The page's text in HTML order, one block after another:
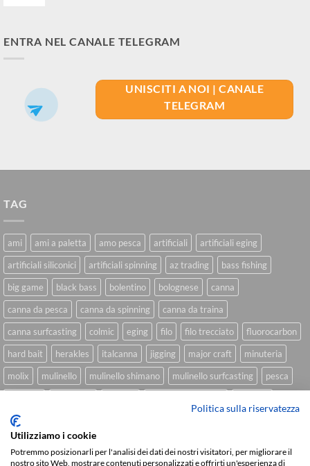
ENTRA NEL CANALE TELEGRAM
UNISCITI A NOI | CANALE
TELEGRAM
TAG
ami ami a paletta amo pesca artificiali
artificiali eging
artificiali siliconici
artificiali spinning az trading
bass fishing
big game
black bass bolentino bolognese
canna
canna da pesca
canna da spinning
canna da traina
canna surfcasting
colmic eging filo filo trecciato
fluorocarbon
hard bait
herakles italcanna jigging major craft
minuteria
molix
mulinello mulinello shimano mulinello surfcasting
pesca
spinning inshore
Politica sulla riservatezza
Utilizziamo i cookie
Potremmo posizionarli per l'analisi dei dati dei nostri visitatori, per migliorare il
nostro sito Web, mostrare contenuti personalizzati e offrirti un'esperienza di